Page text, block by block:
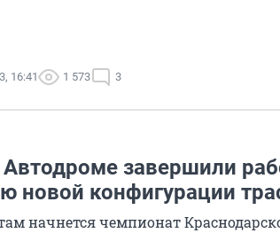
16:41 1 573 3
завершили
новой конфигурации
начнется чемпионат